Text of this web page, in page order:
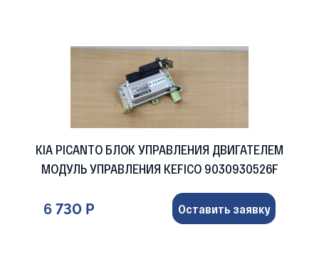
KIA PICANTO БЛОК УПРАВЛЕНИЯ ДВИГАТЕЛЕМ
МОДУЛЬ УПРАВЛЕНИЯ KEFICO 9030930526F
6 730 Р Оставить заявку